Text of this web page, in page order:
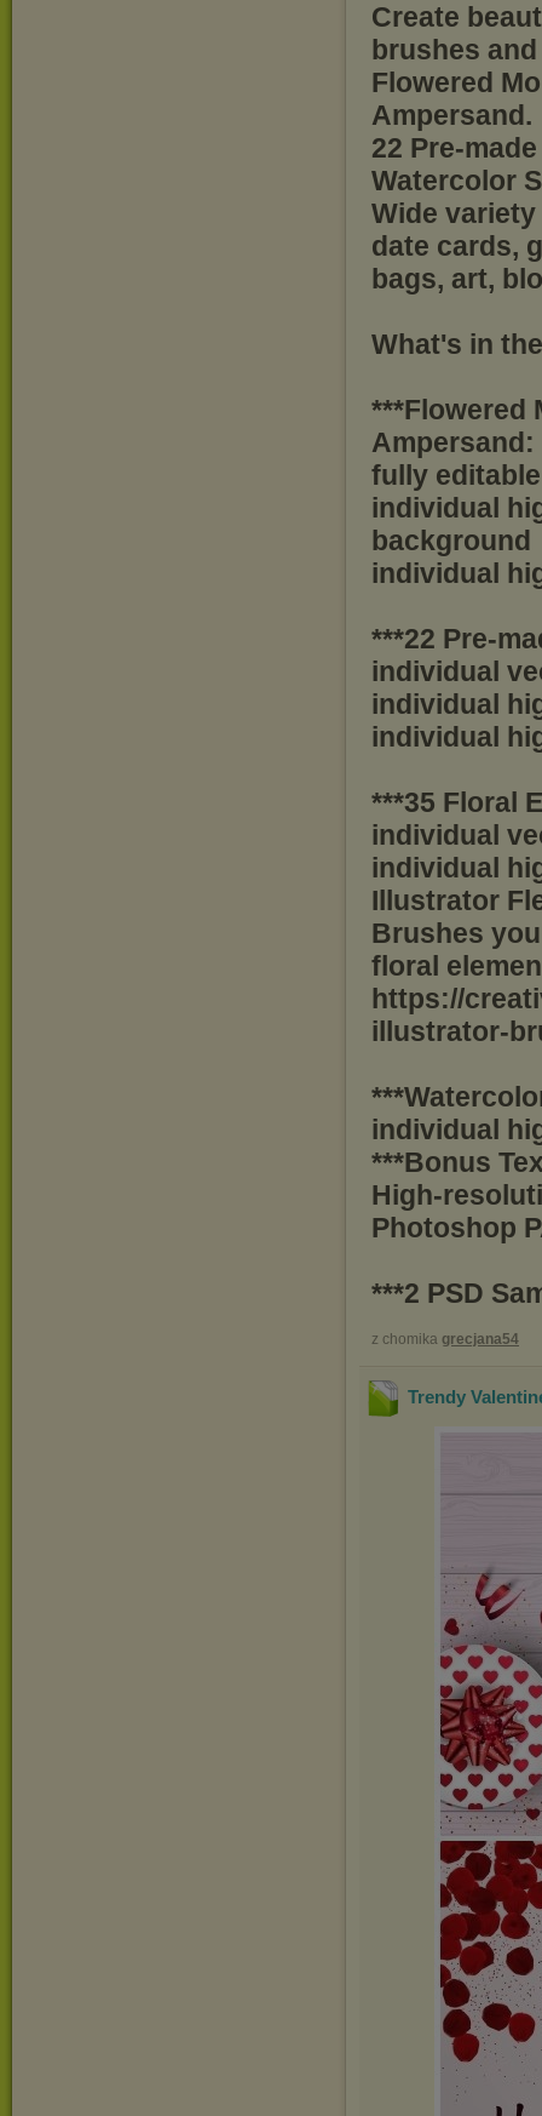
Create
brushes
Flowered
Ampersand.
22 Pre-
Watercolor
Wide
date cards,
bags, art,
What's in
***Flowered
Ampersand:
fully
individual
background
individual
***22 Pre-
individual
individual
individual
***35 Floral
individual
individual
Illustrator
Brushes
floral
https://
illustrator-
individual
***Bonus
High-
Photoshop
***2 PSD
z chomika grecjana54
Trendy